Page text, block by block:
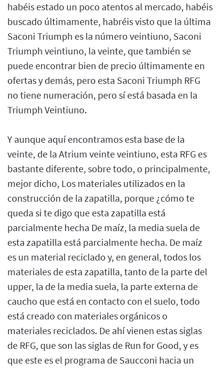
habéis estado un poco atentos al mercado, habéis
buscado últimamente, habréis visto que la última
Saconi Triumph es la número veintiuno, Saconi
Triumph veintiuno, la veinte, que también se
puede encontrar bien de precio últimamente en
ofertas y demás, pero esta Saconi Triumph RFG
no tiene numeración, pero sí está basada en la
Triumph Veintiuno.
Y aunque aquí encontramos esta base de la
veinte, de la Atrium veinte veintiuno, esta RFG es
bastante diferente, sobre todo, o principalmente,
mejor dicho, Los materiales utilizados en la
construcción de la zapatilla, porque ¿cómo te
queda si te digo que esta zapatilla está
parcialmente hecha De maíz, la media suela de
esta zapatilla está parcialmente hecha. De maíz
es un material reciclado y, en general, todos los
materiales de esta zapatilla, tanto de la parte del
upper, la de la media suela, la parte externa de
caucho que está en contacto con el suelo, todo
está creado con materiales orgánicos o
materiales reciclados. De ahí vienen estas siglas
de RFG, que son las siglas de Run for Good, y es
que este es el programa de Saucconi hacia un